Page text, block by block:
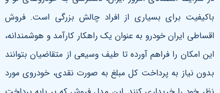
باکیفیت برای بسیاری از افراد چالش بزرگی است. فروش
اقساطی ایران خودرو به عنوان یک راهکار کارآمد و هوشمندانه،
این امکان را فراهم آورده تا طیف وسیعی از متقاضیان بتوانند
بدون نیاز به پرداخت کل مبلغ به صورت نقدی، خودروی مورد